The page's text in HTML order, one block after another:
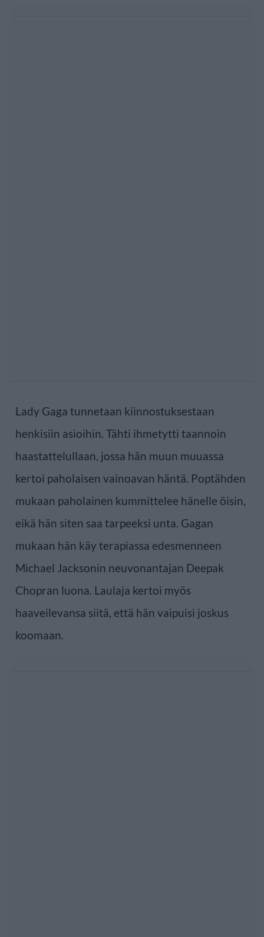
Lady Gaga tunnetaan kiinnostuksestaan
henkisiin asioihin. Tähti ihmetytti taannoin
haastattelullaan, jossa hän muun muuassa
kertoi paholaisen vainoavan häntä. Poptähden
mukaan paholainen kummittelee hänelle öisin,
eikä hän siten saa tarpeeksi unta. Gagan
mukaan hän käy terapiassa edesmenneen
Michael Jacksonin neuvonantajan Deepak
Chopran luona. Laulaja kertoi myös
haaveilevansa siitä, että hän vaipuisi joskus
koomaan.